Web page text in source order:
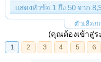
แสดงหัวข้อ 1 ถึง 50 จาก
ตัวเลือก
(คุณต้องเข้าสู่ร